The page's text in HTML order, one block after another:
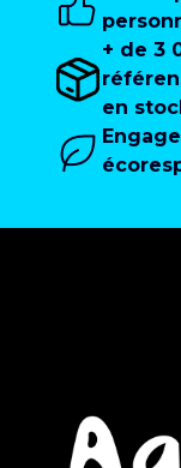
+ de 3
en